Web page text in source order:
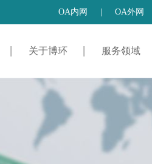
OA内网 OA外网
关于博环 服务领域